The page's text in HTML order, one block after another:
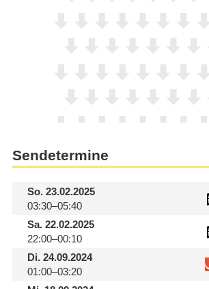
Sendetermine
So.23.02.2025
03:30–05:40
Sa.22.02.2025
22:00–00:10
Di.24.09.2024
01:00–03:20